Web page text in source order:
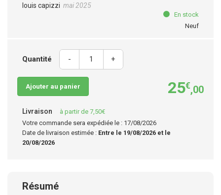
louis capizzi mai 2025
En stock
Neuf
Quantité - +
Ajouter au panier 25€,00
Livraison
à partir de 7,50€
Votre commande sera expédiée le : 17/08/2026
Date de livraison estimée : Entre le 19/08/2026 et le
20/08/2026
Résumé